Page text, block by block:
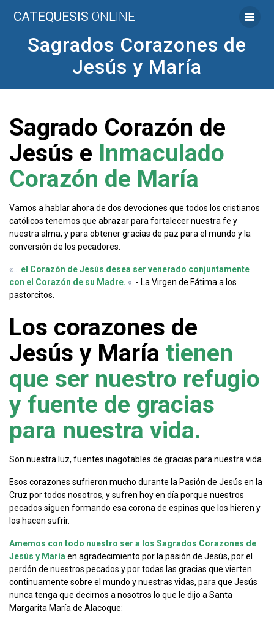
CATEQUESIS ONLINE
Sagrados Corazones de
Jesús y María
Sagrado Corazón de
Jesús e Inmaculado
Corazón de María
Vamos a hablar ahora de dos devociones que todos los cristianos
católicos tenemos que abrazar para fortalecer nuestra fe y
nuestra alma, y para obtener gracias de paz para el mundo y la
conversión de los pecadores.
«… el Corazón de Jesús desea ser venerado conjuntamente
con el Corazón de su Madre. « .- La Virgen de Fátima a los
pastorcitos.
Los corazones de
Jesús y María tienen
que ser nuestro refugio
y fuente de gracias
para nuestra vida.
Son nuestra luz, fuentes inagotables de gracias para nuestra vida.
Esos corazones sufrieron mucho durante la Pasión de Jesús en la
Cruz por todos nosotros, y sufren hoy en día porque nuestros
pecados siguen formando esa corona de espinas que los hieren y
los hacen sufrir.
Amemos con todo nuestro ser a los Sagrados Corazones de
Jesús y María en agradecimiento por la pasión de Jesús, por el
perdón de nuestros pecados y por todas las gracias que vierten
continuamente sobre el mundo y nuestras vidas, para que Jesús
nunca tenga que decirnos a nosotros lo que le dijo a Santa
Margarita María de Alacoque: